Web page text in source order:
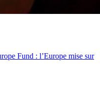
Fund : l’Europe mise sur